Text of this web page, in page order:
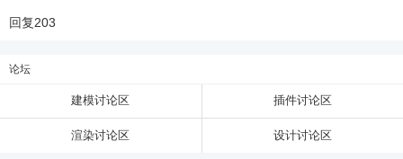
回复203
论坛
建模讨论区 插件讨论区
渲染讨论区 设计讨论区
您没有权限发布内容，请购买会员或者提升权
6位以上